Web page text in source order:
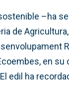
–ha
de
en su
edil ha